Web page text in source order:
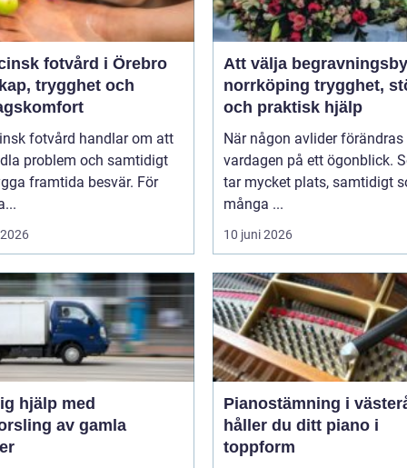
fotvård i Örebro
trygghet och
fotvård handlar om att
problem och samtidigt
framtida besvär. För
Att välja
norrköping trygghet, stöd
och praktisk hjälp
När någon avlider förändras
vardagen på ett ögonblick.
tar mycket plats, samtidigt
många ...
10 juni 2026
hjälp med
av gamla
Pianostämning i
håller du ditt piano i
toppform